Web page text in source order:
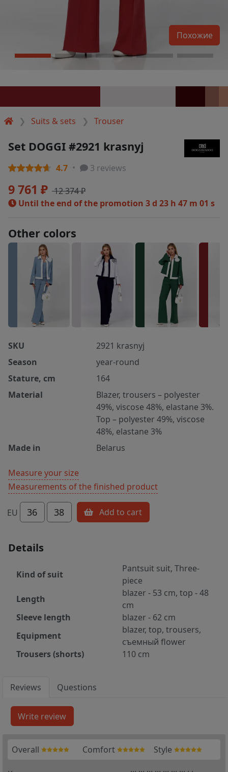
Suits & sets Trouser
Похожие
Set DOGGI #2921 krasnyj
4.7 3 reviews
9 761 ₽ 12 374 ₽
Until the end of the promotion 3 d 23 h 47 m 01 s
Other colors
SKU
2921 krasnyj
Season
year-round
Stature, cm
164
Material
Blazer, trousers – polyester
49%, viscose 48%, elastane 3%.
Top – polyester 49%, viscose
48%, elastane 3%
Made in
Belarus
Measure your size
Measurements of the finished product
EU 36 38 Add to cart
Details
Kind of suit
Pantsuit suit, Three-
piece
Length
blazer - 53 cm, top - 48
cm
Sleeve length
blazer - 62 cm
Equipment
blazer, top, trousers,
съемный flower
Trousers (shorts)
110 cm
Reviews Questions
Overall Comfort Style